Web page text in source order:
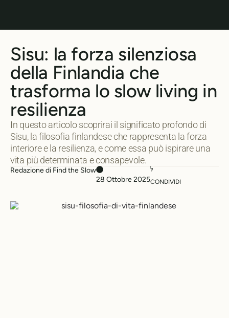
Sisu: la forza silenziosa
della Finlandia che
trasforma lo slow living in
resilienza
In questo articolo scoprirai il significato profondo di
Sisu, la filosofia finlandese che rappresenta la forza
interiore e la resilienza, e come essa può ispirare una
vita più determinata e consapevole.
Redazione di Find the Slow
28 Ottobre 2025CONDIVIDI